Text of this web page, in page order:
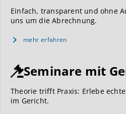
Einfach, transparent und ohne
uns um die Abrechnung.
mehr erfahren
Seminare mit
Theorie trifft Praxis: Erlebe
im Gericht.